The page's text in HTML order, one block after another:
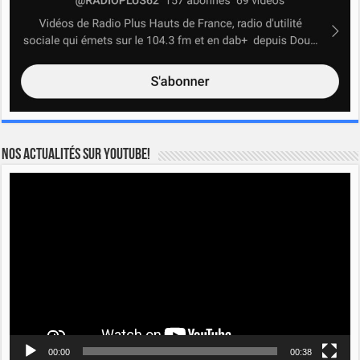
Nos actualités sur YOUTUBE!
00:00 00:38